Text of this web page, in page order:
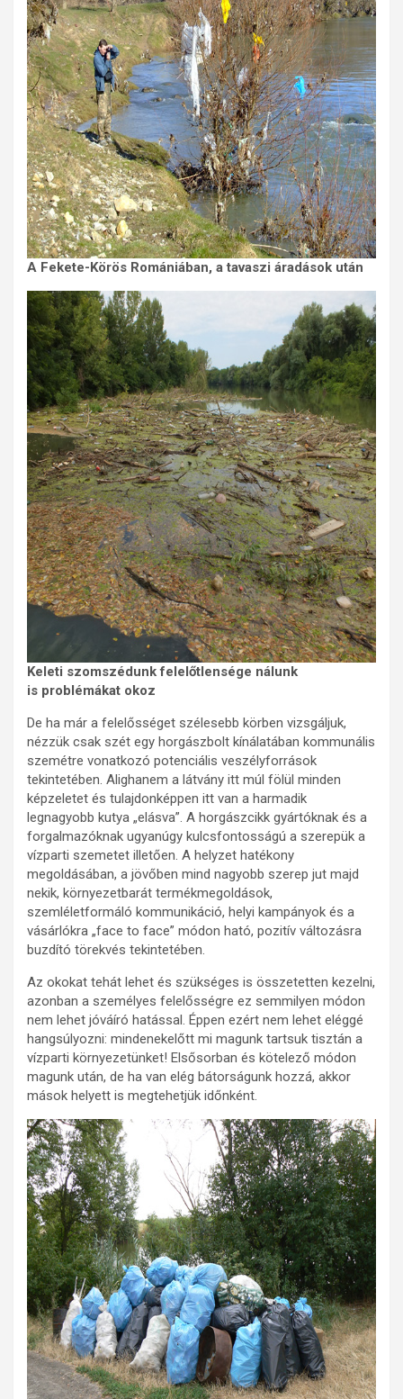
A Fekete-Körös Romániában, a tavaszi áradások után
Keleti szomszédunk felelőtlensége nálunk
is problémákat okoz
De ha már a felelősséget szélesebb körben vizsgáljuk,
nézzük csak szét egy horgászbolt kínálatában kommunális
szemétre vonatkozó potenciális veszélyforrások
tekintetében. Alighanem a látvány itt múl fölül minden
képzeletet és tulajdonképpen itt van a harmadik
legnagyobb kutya „elásva”. A horgászcikk gyártóknak és a
forgalmazóknak ugyanúgy kulcsfontosságú a szerepük a
vízparti szemetet illetően. A helyzet hatékony
megoldásában, a jövőben mind nagyobb szerep jut majd
nekik, környezetbarát termékmegoldások,
szemléletformáló kommunikáció, helyi kampányok és a
vásárlókra „face to face” módon ható, pozitív változásra
buzdító törekvés tekintetében.
Az okokat tehát lehet és szükséges is összetetten kezelni,
azonban a személyes felelősségre ez semmilyen módon
nem lehet jóváíró hatással. Éppen ezért nem lehet eléggé
hangsúlyozni: mindenekelőtt mi magunk tartsuk tisztán a
vízparti környezetünket! Elsősorban és kötelező módon
magunk után, de ha van elég bátorságunk hozzá, akkor
mások helyett is megtehetjük időnként.